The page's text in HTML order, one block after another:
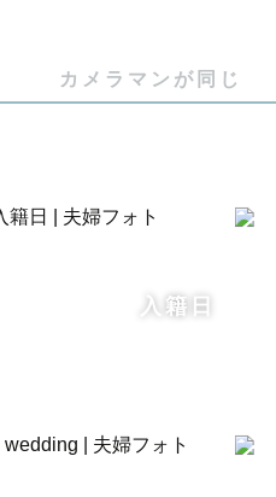
カメラマンが同じ
入籍日